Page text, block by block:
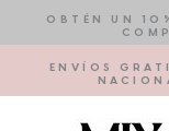
contenido
OBTÉN UN
ENVÍOS